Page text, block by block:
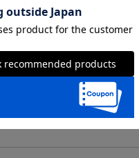
ルト生地と見た目が一緒なの